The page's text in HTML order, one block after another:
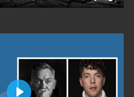
Mute SettingsEnter